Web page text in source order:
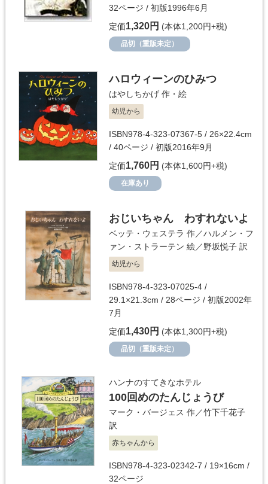
32ページ / 初版1996年6月
定価1,320円 (本体1,200円+税)
品切（重版未定）
ハロウィーンのひみつ
はやしちかげ 作・絵
幼児から
ISBN978-4-323-07367-5 / 26×22.4cm
/ 40ページ / 初版2016年9月
定価1,760円 (本体1,600円+税)
在庫あり
おじいちゃん わすれないよ
ベッテ・ウェステラ 作／ハルメン・フ
ァン・ストラーテン 絵／野坂悦子 訳
幼児から
ISBN978-4-323-07025-4 /
29.1×21.3cm / 28ページ / 初版2002年
7月
定価1,430円 (本体1,300円+税)
品切（重版未定）
ハンナのすてきなホテル
100回めのたんじょうび
マーク・バージェス 作／竹下千花子
訳
赤ちゃんから
ISBN978-4-323-02342-7 / 19×16cm /
32ページ